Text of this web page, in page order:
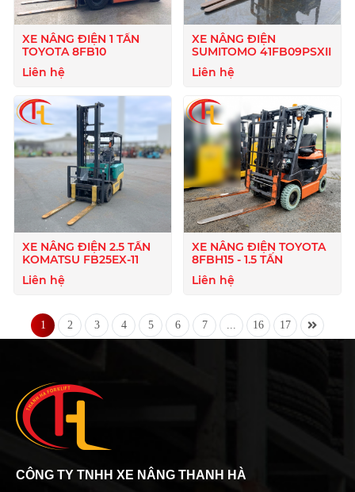
XE NÂNG ĐIỆN 1 TẤN
TOYOTA 8FB10
Liên hệ
XE NÂNG ĐIỆN
SUMITOMO 41FB09PSXII
Liên hệ
XE NÂNG ĐIỆN 2.5 TẤN
KOMATSU FB25EX-11
Liên hệ
XE NÂNG ĐIỆN TOYOTA
8FBH15 - 1.5 TẤN
Liên hệ
1 2 3 4 5 6 7 16 17
CÔNG TY TNHH XE NÂNG THANH HÀ